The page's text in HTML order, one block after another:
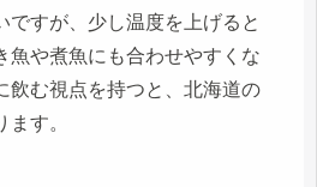
ですが、少し温度を上げると
魚や煮魚にも合わせやすくな
飲む視点を持つと、北海道の
す。